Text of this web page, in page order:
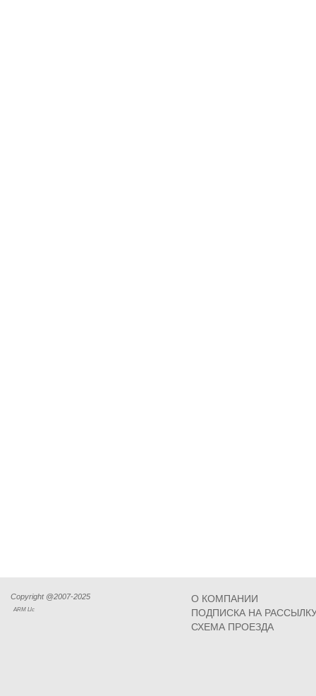
Copyright @2007-2025
ARM Llc
О КОМПАНИИ
ПОДПИСКА НА
СХЕМА ПРОЕЗДА